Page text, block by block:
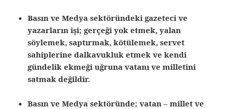
Basın ve Medya sektöründeki gazeteci ve
yazarların işi; gerçeği yok etmek, yalan
söylemek, saptırmak, kötülemek, servet
sahiplerine dalkavukluk etmek ve kendi
gündelik ekmeği uğruna vatanı ve milletini
satmak değildir.
Basın ve Medya sektöründe; vatan – millet ve